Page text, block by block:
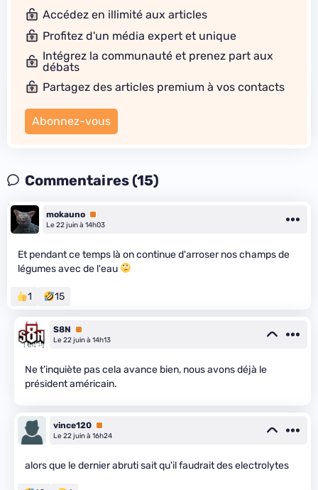
Accédez en illimité aux articles
Profitez d'un média expert et unique
Intégrez la communauté et prenez part aux
débats
Partagez des articles premium à vos contacts
Abonnez-vous
Commentaires (15)
mokauno Premium
Le 22 juin à 14h03
Et pendant ce temps là on continue d'arroser nos champs de
légumes avec de l'eau
1 15
S8N
Premium
Le 22 juin à 14h13
Ne t’inquiète pas cela avance bien, nous avons déjà le
président américain.
vince120 Premium
Le 22 juin à 16h24
alors que le dernier abruti sait qu'il faudrait des electrolytes